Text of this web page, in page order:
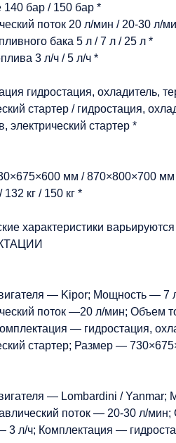
бар / 150 бар *
поток 20 л/мин / 20-30 л/
бака 5 л / 7 л / 25 л *
3 л/ч / 5 л/ч *
гидростация, охладитель,
стартер / гидростация,
электрический стартер *
мм / 870×800×700
132 кг / 150 кг *
характеристики
— Kipor; Мощность — 7
поток —20 л/мин; Объем
— гидростация,
стартер; Размер —
— Lombardini /
поток — 20-30 л/
3 л/ч; Комплектация —